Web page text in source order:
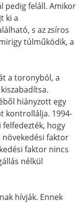
pedig feláll. Amikor
ki a
s az zsíros
túlműködik, a
a toronyból, a
hiányzott egy
kontrollálja. 1994-
hogy
faktor
faktor nincs
nélkül
hívják. Ennek